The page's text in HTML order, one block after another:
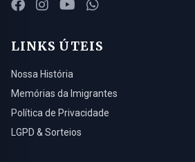
LINKS ÚTEIS
Nossa História
Memórias da Imigrantes
Política de Privacidade
LGPD & Sorteios